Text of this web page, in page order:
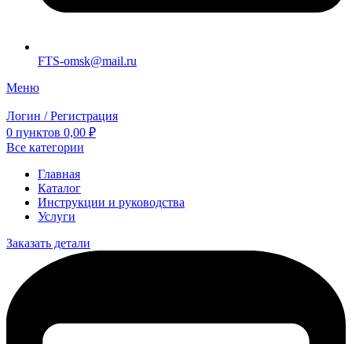
FTS-omsk@mail.ru
Меню
Логин / Регистрация
0 пунктов 0,00 ₽
Все категории
Главная
Каталог
Инструкции и руководства
Услуги
Заказать детали